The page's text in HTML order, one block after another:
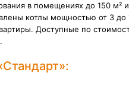
в помещениях до 150 м²
котлы мощностью от 3
Доступные по